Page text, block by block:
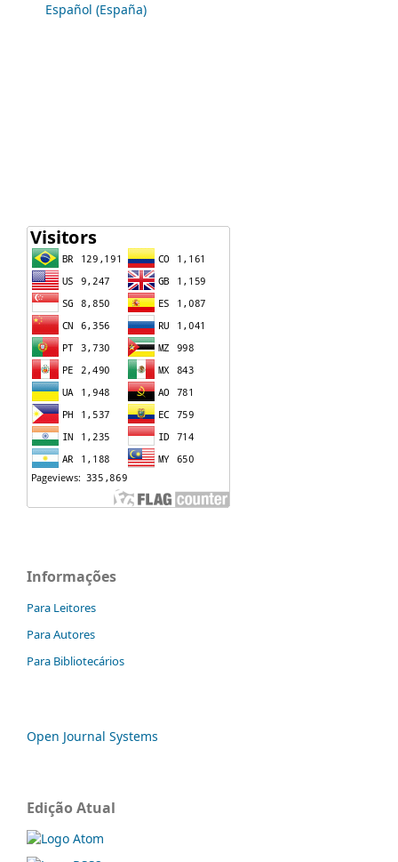
Español (España)
Informações
Para Leitores
Para Autores
Para Bibliotecários
Open Journal Systems
Edição Atual